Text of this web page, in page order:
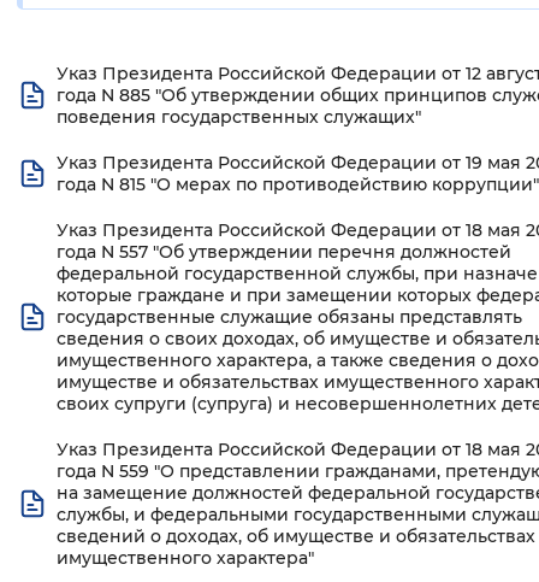
Монохромный Инверсивный
Синий фон
Изображения
Включены Выключены
Звуковой ассистент
Воспроизвести Остановить
Вернуть стандартные настройки
Указ Президента Российской Федерации от 12
года N 885 "Об утверждении общих принципов
поведения государственных служащих"
Указ Президента Российской Федерации от 19 мая
года N 815 "О мерах по противодействию коррупции"
Указ Президента Российской Федерации от 18 мая
года N 557 "Об утверждении перечня должностей
федеральной государственной службы, при
которые граждане и при замещении которых
государственные служащие обязаны представлять
сведения о своих доходах, об имуществе и
имущественного характера, а также сведения о
имуществе и обязательствах имущественного
своих супруги (супруга) и несовершеннолетних
Указ Президента Российской Федерации от 18 мая
года N 559 "О представлении гражданами,
на замещение должностей федеральной
службы, и федеральными государственными
сведений о доходах, об имуществе и обязательствах
имущественного характера"